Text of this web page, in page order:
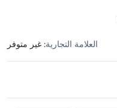
العلامة التجارية:غير متوفر